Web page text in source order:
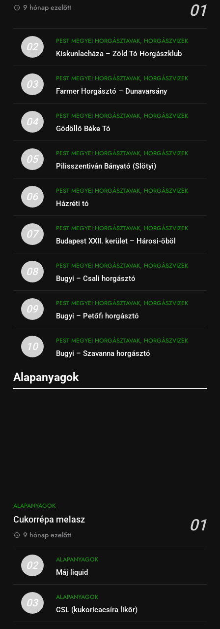
01
9 hónap ezelőtt
02
PEST MEGYEI HORGÁSZTAVAK, HORGÁSZVIZEK
Kiskunlacháza – Zöld Tó Horgászklub
03
PEST MEGYEI HORGÁSZTAVAK, HORGÁSZVIZEK
Farmer Horgásztó – Dunavarsány
04
PEST MEGYEI HORGÁSZTAVAK, HORGÁSZVIZEK
Gödöllő Béke Tó
05
PEST MEGYEI HORGÁSZTAVAK, HORGÁSZVIZEK
Pilisszentiván Bányató (Slötyi)
06
PEST MEGYEI HORGÁSZTAVAK, HORGÁSZVIZEK
Házréti tó
07
PEST MEGYEI HORGÁSZTAVAK, HORGÁSZVIZEK
Budapest XXII. kerület – Hárosi-öböl
08
PEST MEGYEI HORGÁSZTAVAK, HORGÁSZVIZEK
Bugyi – Csali horgásztó
09
PEST MEGYEI HORGÁSZTAVAK, HORGÁSZVIZEK
Bugyi – Petőfi horgásztó
10
PEST MEGYEI HORGÁSZTAVAK, HORGÁSZVIZEK
Bugyi – Szavanna horgásztó
Alapanyagok
ALAPANYAGOK
Cukorrépa melasz 01
9 hónap ezelőtt
02
ALAPANYAGOK
Máj liquid
03
ALAPANYAGOK
CSL (kukoricacsíra likőr)